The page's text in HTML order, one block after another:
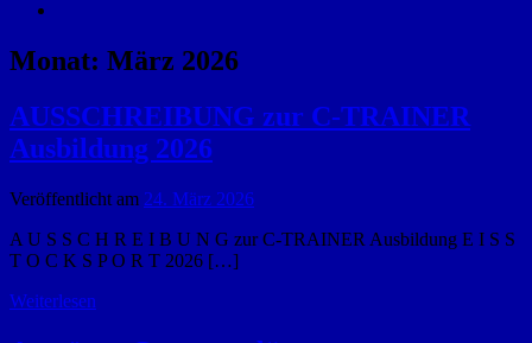
Monat: März 2026
AUSSCHREIBUNG zur C-TRAINER
Ausbildung 2026
Veröffentlicht am 24. März 2026
A U S S C H R E I B U N G zur C-TRAINER Ausbildung E I S S
T O C K S P O R T 2026 […]
Weiterlesen